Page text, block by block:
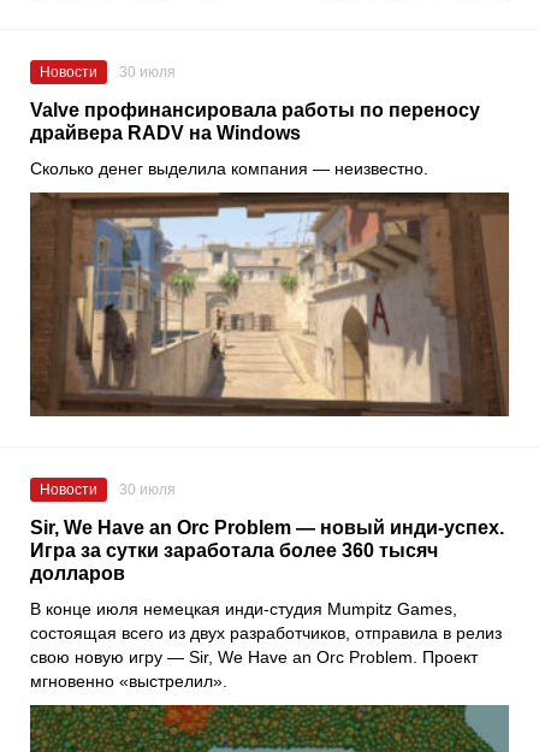
Новости 30 июля
Valve профинансировала работы по переносу
драйвера RADV на Windows
Сколько денег выделила компания — неизвестно.
Новости 30 июля
Sir, We Have an Orc Problem — новый инди-успех.
Игра за сутки заработала более 360 тысяч
долларов
В конце июля немецкая инди-студия Mumpitz Games,
состоящая всего из двух разработчиков, отправила в релиз
свою новую игру — Sir, We Have an Orc Problem. Проект
мгновенно «выстрелил».